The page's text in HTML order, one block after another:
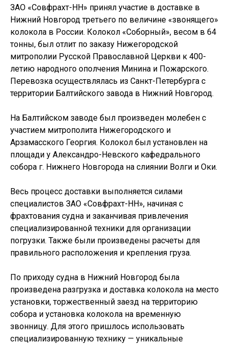
ЗАО «Совфрахт-НН» принял участие в доставке в
Нижний Новгород третьего по величине «звонящего»
колокола в России. Колокол «Соборный», весом в 64
тонны, был отлит по заказу Нижегородской
митрополии Русской Православной Церкви к 400-
летию народного ополчения Минина и Пожарского.
Перевозка осуществлялась из Санкт-Петербурга с
территории Балтийского завода в Нижний Новгород.
На Балтийском заводе был произведен молебен с
участием митрополита Нижегородского и
Арзамасского Георгия. Колокол был установлен на
площади у Александро-Невского кафедрального
собора г. Нижнего Новгорода на слиянии Волги и Оки.
Весь процесс доставки выполняется силами
специалистов ЗАО «Совфрахт-НН», начиная с
фрахтования судна и заканчивая привлечения
специализированной техники для организации
погрузки. Также были произведены расчеты для
правильного расположения и крепления груза.
По приходу судна в Нижний Новгород была
произведена разгрузка и доставка колокола на место
установки, торжественный заезд на территорию
собора и установка колокола на временную
звонницу. Для этого пришлось использовать
специализированную технику — уникальные